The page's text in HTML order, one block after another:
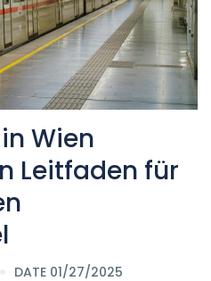
Wien
Leitfaden für
DATE 01/27/2025